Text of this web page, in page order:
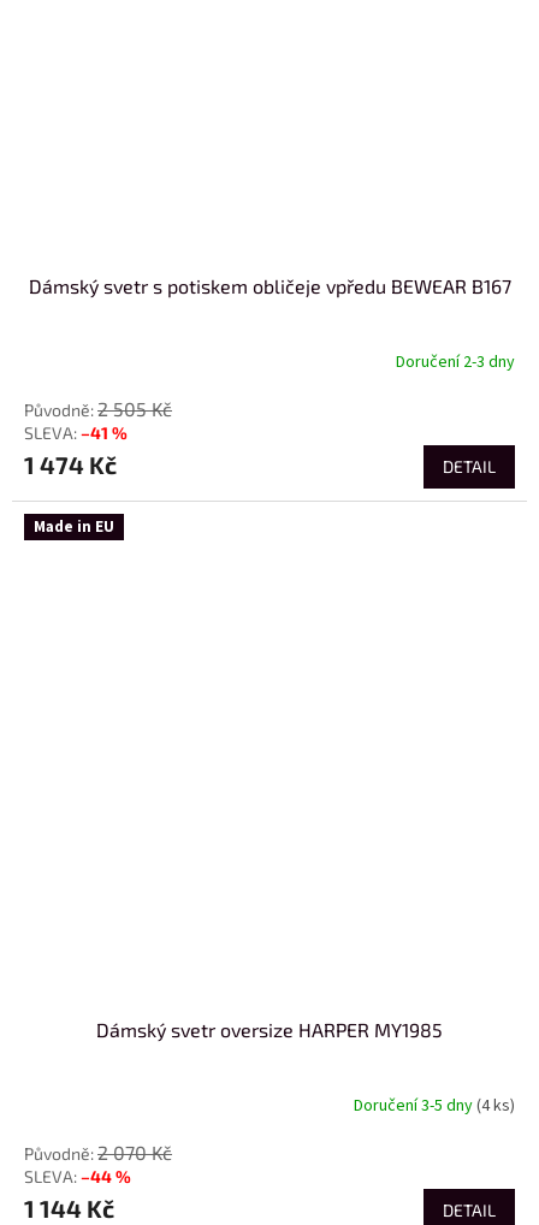
Dámský svetr s potiskem obličeje vpředu BEWEAR B167
Doručení 2-3 dny
2 505 Kč
–41 %
1 474 Kč DETAIL
Made in EU
Dámský svetr oversize HARPER MY1985
Doručení 3-5 dny(4 ks)
2 070 Kč
–44 %
1 144 Kč DETAIL